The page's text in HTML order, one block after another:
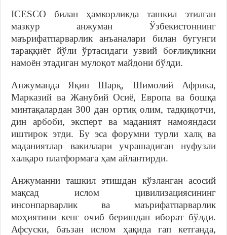
ICESCO билан ҳамкорликда ташкил этилган
мазкур анжуман Ўзбекистоннинг
маърифатпарварлик анъаналари билан бугунги
тараққиёт йўли ўртасидаги узвий боғлиқликни
намоён этадиган мулоқот майдони бўлди.
Анжуманда Яқин Шарқ, Шимолий Африка,
Марказий ва Жанубий Осиё, Европа ва бошқа
минтақалардан 300 дан ортиқ олим, тадқиқотчи,
дин арбоби, эксперт ва маданият намояндаси
иштирок этди. Бу эса форумни турли халқ ва
маданиятлар вакиллари учрашадиган нуфузли
халқаро платформага ҳам айлантирди.
Анжуманни ташкил этишдан кўзланган асосий
мақсад ислом цивилизациясининг
инсонпарварлик ва маърифатпарварлик
моҳиятини кенг очиб беришдан иборат бўлди.
Афсуски, баъзан ислом ҳақида гап кетганда,